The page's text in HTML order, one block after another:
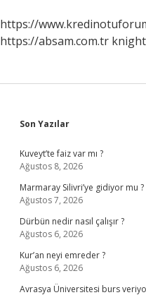
https://
https://absam.com.tr
Sidebar
Son Yazılar
Kuveyt’te faiz var mı ?
Ağustos 8, 2026
Marmaray Silivri’ye gidiyor mu ?
Ağustos 7, 2026
Dürbün nedir nasıl çalışır ?
Ağustos 6, 2026
Kur’an neyi emreder ?
Ağustos 6, 2026
Avrasya Üniversitesi burs